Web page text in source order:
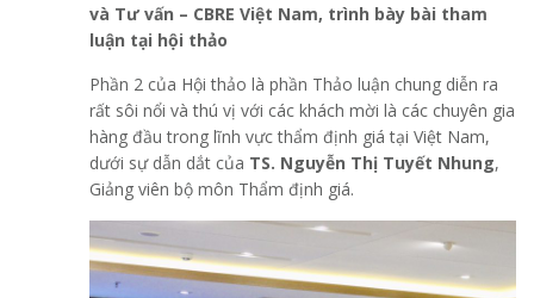
và Tư vấn – CBRE Việt Nam, trình bày bài tham
luận tại hội thảo
Phần 2 của Hội thảo là phần Thảo luận chung diễn ra
rất sôi nổi và thú vị với các khách mời là các chuyên gia
hàng đầu trong lĩnh vực thẩm định giá tại Việt Nam,
dưới sự dẫn dắt của TS. Nguyễn Thị Tuyết Nhung,
Giảng viên bộ môn Thẩm định giá.